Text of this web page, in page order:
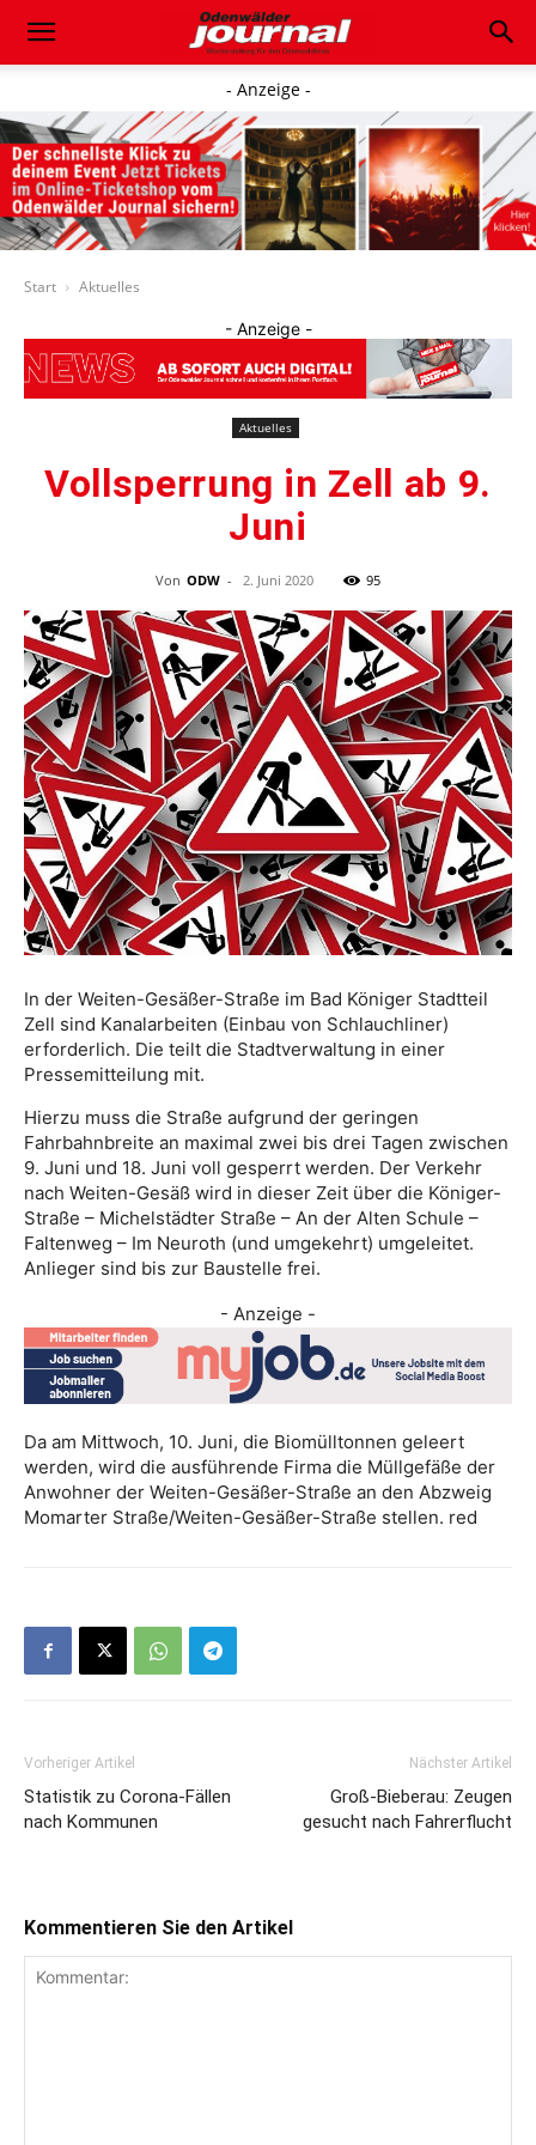
- Anzeige -
Start Aktuelles
- Anzeige -
Aktuelles
Vollsperrung in Zell ab 9.
Juni
Von ODW - 2. Juni 2020 95
In der Weiten-Gesäßer-Straße im Bad Königer Stadtteil
Zell sind Kanalarbeiten (Einbau von Schlauchliner)
erforderlich. Die teilt die Stadtverwaltung in einer
Pressemitteilung mit.
Hierzu muss die Straße aufgrund der geringen
Fahrbahnbreite an maximal zwei bis drei Tagen zwischen
9. Juni und 18. Juni voll gesperrt werden. Der Verkehr
nach Weiten-Gesäß wird in dieser Zeit über die Königer-
Straße – Michelstädter Straße – An der Alten Schule –
Faltenweg – Im Neuroth (und umgekehrt) umgeleitet.
Anlieger sind bis zur Baustelle frei.
- Anzeige -
Da am Mittwoch, 10. Juni, die Biomülltonnen geleert
werden, wird die ausführende Firma die Müllgefäße der
Anwohner der Weiten-Gesäßer-Straße an den Abzweig
Momarter Straße/Weiten-Gesäßer-Straße stellen. red
Vorheriger Artikel
Statistik zu Corona-Fällen
nach Kommunen
Nächster Artikel
Groß-Bieberau: Zeugen
gesucht nach Fahrerflucht
Kommentieren Sie den Artikel